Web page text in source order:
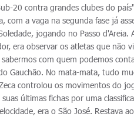
20 contra grandes clubes do
com a vaga na segunda fase já
jogando no Passo
era observar os atletas que não
com quem podemos
Gauchão. No mata-mata, tudo
controlou os movimentos do
últimas fichas por uma
era o São José. Restava